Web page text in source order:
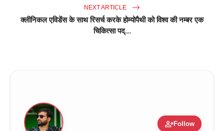
NEXT ARTICLE
क्लीनिकल एविडेंस के साथ रिसर्च करके होम्योपैथी को विश्व की नम्बर एक
चिकित्सा पद्...
person_addFollow